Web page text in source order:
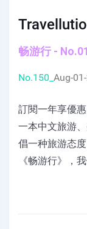
畅游行 -
No.150_ Aug-
訂閱一年享優
一本中文旅游
倡一种旅游态
《畅游行》，